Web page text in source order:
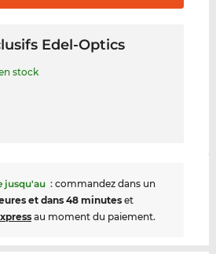
Edel-Optics
stock
jusqu'au : commandez dans un
et dans 48 minuteset
au moment du paiement.